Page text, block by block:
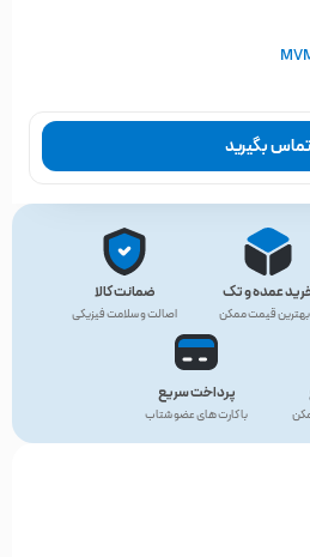
تماس بگیرید
عمده و تک
بهترین قیمت ممکن
ضمانت کالا
اصالت و سلامت فیزیکی
پرداخت سریع
با کارت های عضو شتاب